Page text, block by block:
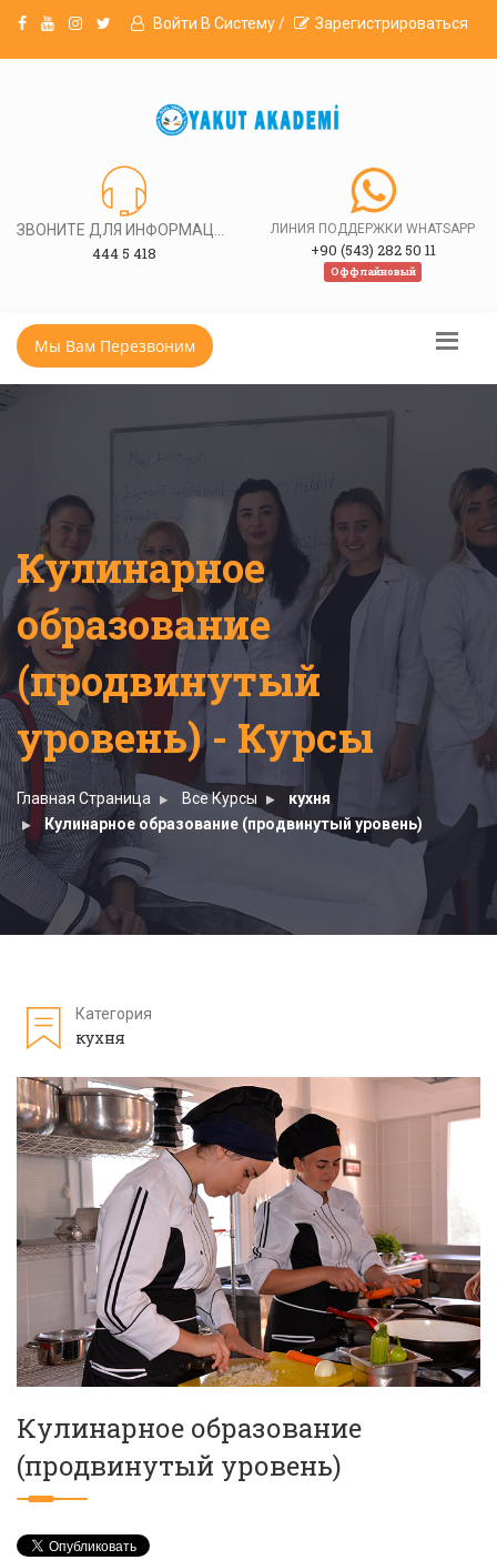
Войти В Систему / Зарегистрироваться
444 5 418
ЛИНИЯ ПОДДЕРЖКИ WHATSAPP
+90 (543) 282 50 11
Оффлайновый
Мы Вам Перезвоним
Кулинарное
образование
(продвинутый
уровень) - Курсы
Главная Страница Все Курсы
кухня
Кулинарное образование (продвинутый уровень)
Категория
кухня
Кулинарное образование
(продвинутый уровень)